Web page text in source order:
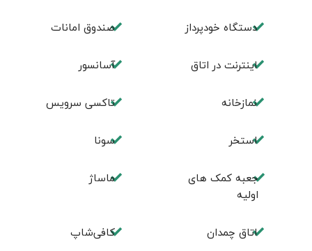
دستگاه خودپرداز صندوق امانات
اینترنت در اتاق آسانسور
نمازخانه تاکسی سرویس
استخر سونا
جعبه کمک های
اولیه
ماساژ
اتاق چمدان کافی‌شاپ